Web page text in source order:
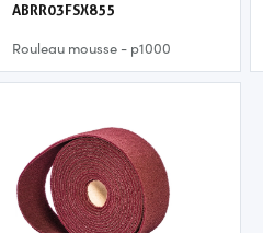
ABRR03FSX855
Rouleau mousse - p1000